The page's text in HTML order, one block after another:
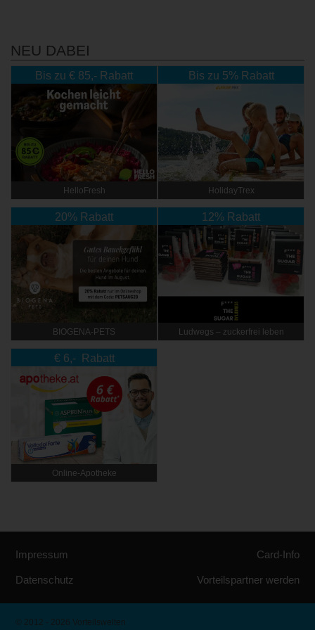
NEU DABEI
Bis zu € 85,- Rabatt
HelloFresh
Bis zu 5% Rabatt
HolidayTrex
20% Rabatt
BIOGENA-PETS
12% Rabatt
Ludwegs – zuckerfrei leben
€ 6,- Rabatt
Online‑Apotheke
Impressum
Datenschutz
Card-Info
Vorteilspartner werden
© 2012 - 2026 Vorteilswelten